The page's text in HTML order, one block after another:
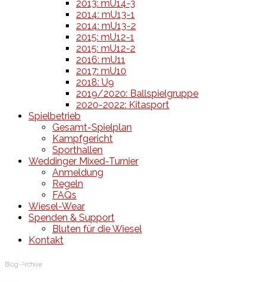
2013: mU14-3
2014: mU13-1
2014: mU13-2
2015: mU12-1
2015: mU12-2
2016: mU11
2017: mU10
2018: U9
2019/2020: Ballspielgruppe
2020-2022: Kitasport
Spielbetrieb
Gesamt-Spielplan
Kampfgericht
Sporthallen
Weddinger Mixed-Turnier
Anmeldung
Regeln
FAQs
Wiesel-Wear
Spenden & Support
Bluten für die Wiesel
Kontakt
Blog-Archive